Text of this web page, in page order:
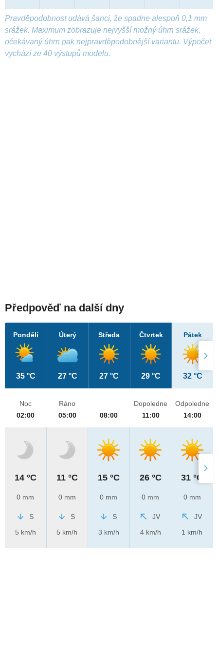
Pravděpodobnost udává šanci, že spadne alespoň 0,1 mm
srážek. Maximum zobrazuje nejvyšší možný úhrn srážek,
očekávaný úhrn pak nejpravděpodobnější variantu. Výpočet
vychází ze 40 výstupů modelu.
Předpověď na další dny
Pondělí
35 °C
Úterý
27 °C
Středa
27 °C
Čtvrtek
29 °C
Pátek
32 °C
Noc
02:00
14 °C
0 mm
S
5 km/h
Ráno
05:00
11 °C
0 mm
S
5 km/h
08:00
15 °C
0 mm
S
3 km/h
Dopoledne
11:00
26 °C
0 mm
JV
4 km/h
Odpoledne
14:00
31 °C
0 mm
JV
1 km/h